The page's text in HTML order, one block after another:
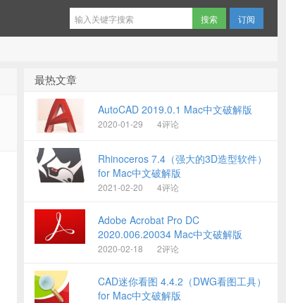
订阅
最热文章
AutoCAD 2019.0.1 Mac中文破解版
2020-01-29 4评论
Rhinoceros 7.4（强大的3D造型软件）
for Mac中文破解版
2021-02-20 4评论
Adobe Acrobat Pro DC
2020.006.20034 Mac中文破解版
2020-02-18 2评论
CAD迷你看图 4.4.2（DWG看图工具）
for Mac中文破解版